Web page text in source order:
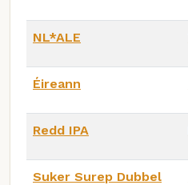
NL*ALE
Éireann
Redd IPA
Suker Surep Dubbel